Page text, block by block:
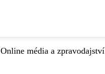
Online média a zpravodajství